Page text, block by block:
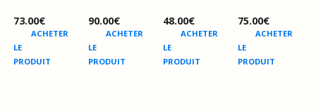
73.00€
ACHETER
LE
PRODUIT
90.00€
ACHETER
LE
PRODUIT
48.00€
ACHETER
LE
PRODUIT
75.00€
ACHETER
LE
PRODUIT